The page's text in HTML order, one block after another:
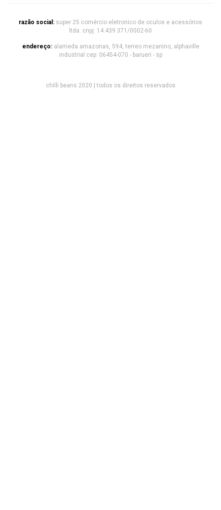
razão social: super 25 comércio eletronico de oculos e acessórios
ltda. cnpj: 14.439.371/0002-60
endereço: alameda amazonas, 594, terreo mezanino, alphaville
industrial cep: 06454-070 - barueri - sp
chilli beans 2020 | todos os direitos reservados